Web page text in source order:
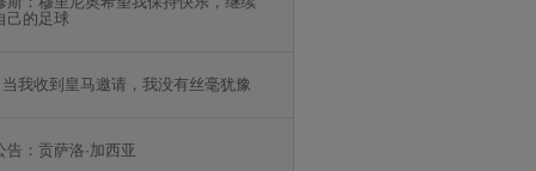
己的足球
当我收到皇马邀请，我没有丝毫犹豫
告：贡萨洛·加西亚